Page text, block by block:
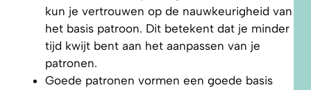
kun je vertrouwen op de nauwkeurigheid van
het basis patroon. Dit betekent dat je minder
tijd kwijt bent aan het aanpassen van je
patronen.
Goede patronen vormen een goede basis